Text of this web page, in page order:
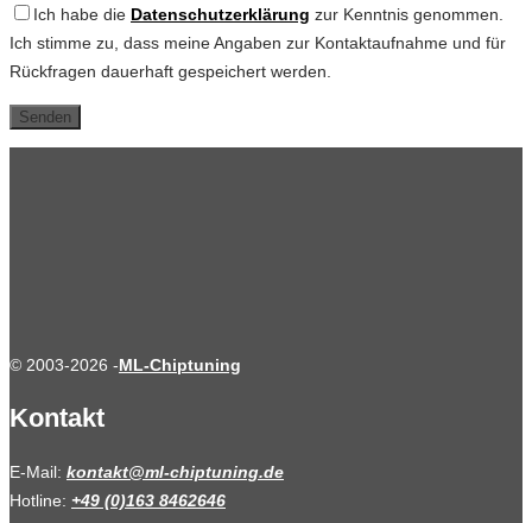
Ich habe die Datenschutzerklärung zur Kenntnis genommen.
Ich stimme zu, dass meine Angaben zur Kontaktaufnahme und für
Rückfragen dauerhaft gespeichert werden.
© 2003-2026 -ML-Chiptuning
Kontakt
E-Mail: kontakt@ml-chiptuning.de
Hotline: +49 (0)163 8462646